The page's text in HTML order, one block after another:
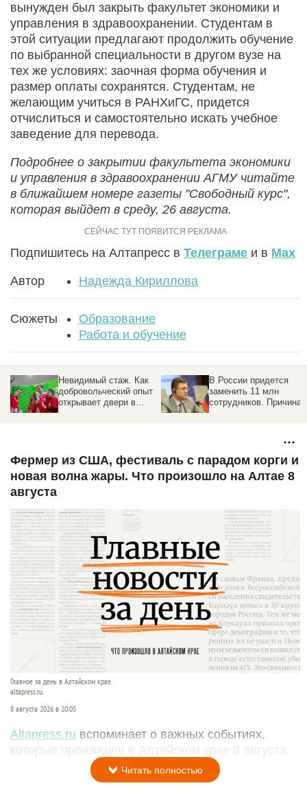
вынужден был закрыть факультет экономики и
управления в здравоохранении. Студентам в
этой ситуации предлагают продолжить обучение
по выбранной специальности в другом вузе на
тех же условиях: заочная форма обучения и
размер оплаты сохранятся. Студентам, не
желающим учиться в РАНХиГС, придется
отчислиться и самостоятельно искать учебное
заведение для перевода.
Подробнее о закрытии факультета экономики
и управления в здравоохранении АГМУ читайте
в ближайшем номере газеты "Свободный курс",
которая выйдет в среду, 26 августа.
Подпишитесь на Алтапресс в Телеграме и в Max
Автор Надежда Кириллова
Сюжеты
Образование
Работа и обучение
Невидимый стаж. Как
добровольческий опыт
открывает двери в
В России придется
заменить 11 млн
сотрудников. Причина
Фермер из США, фестиваль с парадом корги и
новая волна жары. Что произошло на Алтае 8
августа
Главное за день в Алтайском крае.
altapress.ru.
8 августа 2026 в 20:05
Altapress.ru вспоминает о важных событиях,
которые произошли в Алтайском крае 8 августа.
Читать полностью